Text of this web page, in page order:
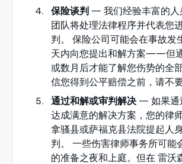
保险谈判 — 我们经验丰富的人
团队将处理法律程序并代表您
判。 保险公司可能会在事故发
天内向您提出和解方案——但
或数月后才能了解您伤势的全
信您得到公平赔偿之前，请不
通过和解或审判解决 — 如果通
达成满意的解决方案，您的律
拿骚县或萨福克县法院提起人
判。 一些伤害律师事务所可能
的准备之夜和上庭。但在 雷沃